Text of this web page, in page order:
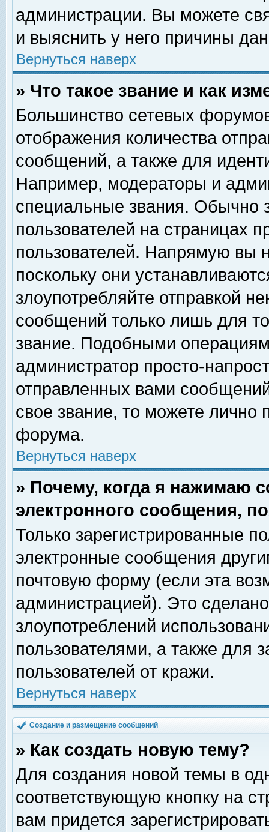
администрации. Вы можете
и выяснить у него причины
Вернуться наверх
» Что такое звание и как
Большинство сетевых
отображения количества
сообщений, а также для
Например, модераторы и
специальные звания. Обычно
пользователей на страницах
пользователей. Напрямую вы
поскольку они
злоупотребляйте отправкой
сообщений только лишь для
звание. Подобными
администратор просто-
отправленных вами
свое звание, то можете лично
форума.
Вернуться наверх
» Почему, когда я нажимаю
электронного сообщения,
Только зарегистрированные
электронные сообщения
почтовую форму (если эта
администрацией). Это
злоупотреблений
пользователями, а также для
пользователей от кражи.
Вернуться наверх
Создание и размещение сообщений
» Как создать новую тему?
Для создания новой темы в
соответствующую кнопку на
вам придется